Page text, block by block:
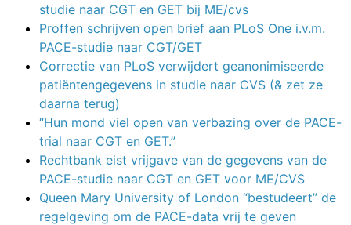
studie naar CGT en GET bij ME/cvs
Proffen schrijven open brief aan PLoS One i.v.m.
PACE-studie naar CGT/GET
Correctie van PLoS verwijdert geanonimiseerde
patiëntengegevens in studie naar CVS (& zet ze
daarna terug)
“Hun mond viel open van verbazing over de PACE-
trial naar CGT en GET.”
Rechtbank eist vrijgave van de gegevens van de
PACE-studie naar CGT en GET voor ME/CVS
Queen Mary University of London “bestudeert” de
regelgeving om de PACE-data vrij te geven